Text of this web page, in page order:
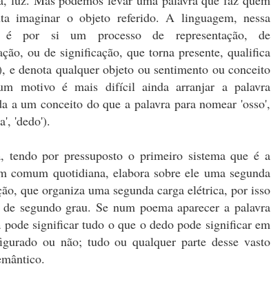
imaginar o objeto referido. A linguagem, nessa
é por si um processo de representação, de
ou de significação, que torna presente, qualifica
e denota qualquer objeto ou sentimento ou conceito
motivo é mais difícil ainda arranjar a palavra
a um conceito do que a palavra para nomear 'osso',
'dedo').
tendo por pressuposto o primeiro sistema que é a
comum quotidiana, elabora sobre ele uma segunda
que organiza uma segunda carga elétrica, por isso
de segundo grau. Se num poema aparecer a palavra
pode significar tudo o que o dedo pode significar em
ou não; tudo ou qualquer parte desse vasto